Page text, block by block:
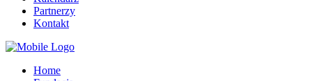
Partnerzy
Kontakt
Home